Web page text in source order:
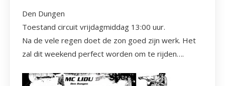
Den Dungen
Toestand circuit vrijdagmiddag 13:00 uur.
Na de vele regen doet de zon goed zijn werk. Het
zal dit weekend perfect worden om te rijden….